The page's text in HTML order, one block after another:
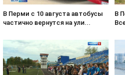
В Перми с 10 августа автобусы
частично вернутся на ули...
В